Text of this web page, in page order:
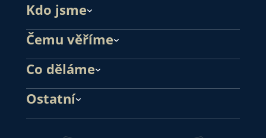
Kdo jsme
Čemu věříme
Co děláme
Ostatní